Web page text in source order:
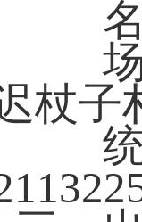
名
场
杖子
统